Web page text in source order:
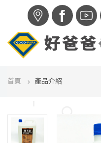
f
首頁 產品介紹